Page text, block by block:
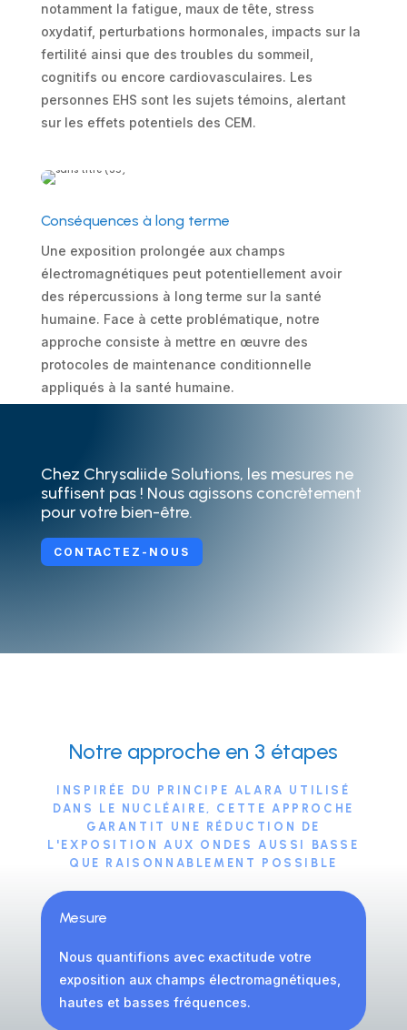
notamment la fatigue, maux de tête, stress
oxydatif, perturbations hormonales, impacts sur la
fertilité ainsi que des troubles du sommeil,
cognitifs ou encore cardiovasculaires. Les
personnes EHS sont les sujets témoins, alertant
sur les effets potentiels des CEM.
Conséquences à long terme
Une exposition prolongée aux champs
électromagnétiques peut potentiellement avoir
des répercussions à long terme sur la santé
humaine. Face à cette problématique, notre
approche consiste à mettre en œuvre des
protocoles de maintenance conditionnelle
appliqués à la santé humaine.
Chez Chrysaliide Solutions, les mesures ne
suffisent pas ! Nous agissons concrètement
pour votre bien-être.
CONTACTEZ-NOUS
Notre approche en 3 étapes
INSPIRÉE DU PRINCIPE ALARA UTILISÉ
DANS LE NUCLÉAIRE, CETTE APPROCHE
GARANTIT UNE RÉDUCTION DE
L'EXPOSITION AUX ONDES AUSSI BASSE
QUE RAISONNABLEMENT POSSIBLE
Mesure
Nous quantifions avec exactitude votre
exposition aux champs électromagnétiques,
hautes et basses fréquences.